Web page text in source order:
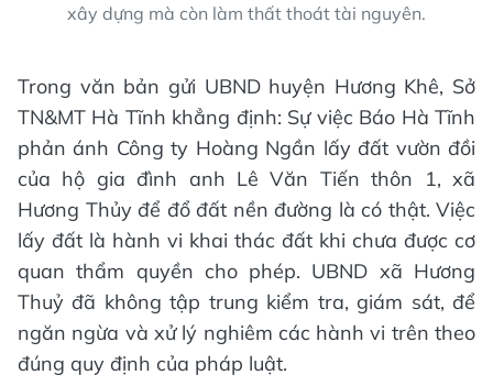
xây dựng mà còn làm thất thoát tài nguyên.
Trong văn bản gửi UBND huyện Hương Khê, Sở
TN&MT Hà Tĩnh khẳng định: Sự việc Báo Hà Tĩnh
phản ánh Công ty Hoàng Ngần lấy đất vườn đồi
của hộ gia đình anh Lê Văn Tiến thôn 1, xã
Hương Thủy để đổ đất nền đường là có thật. Việc
lấy đất là hành vi khai thác đất khi chưa được cơ
quan thẩm quyền cho phép. UBND xã Hương
Thuỷ đã không tập trung kiểm tra, giám sát, để
ngăn ngừa và xử lý nghiêm các hành vi trên theo
đúng quy định của pháp luật.